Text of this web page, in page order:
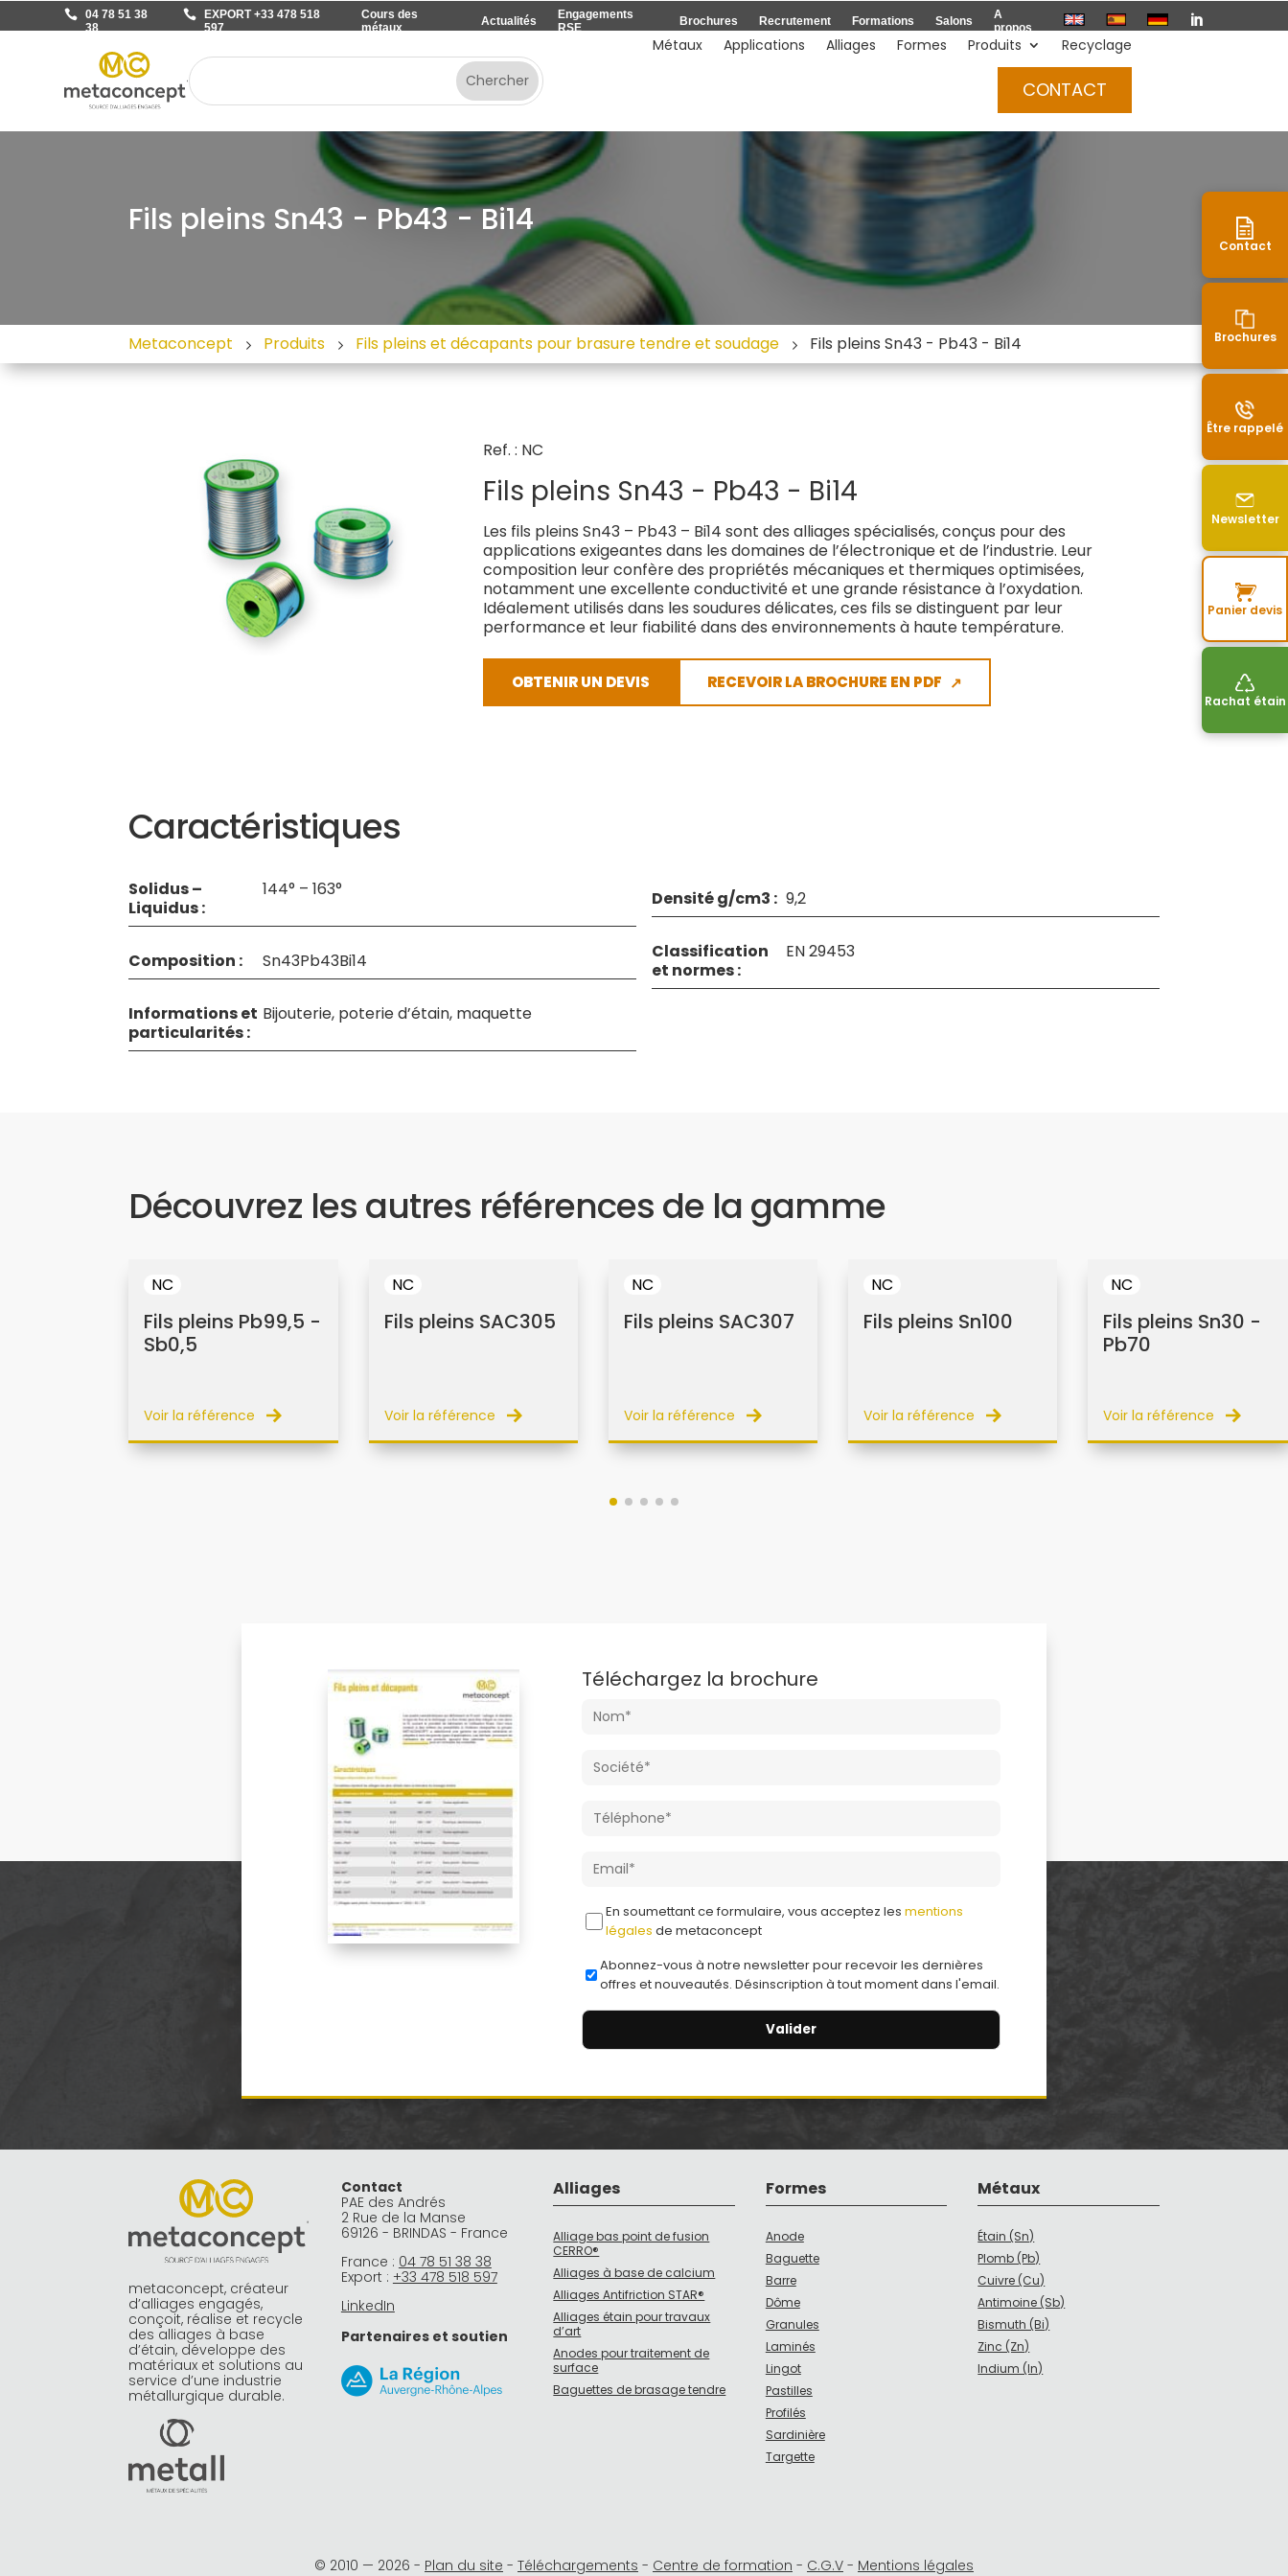
04 78 51 38
38
EXPORT +33 478 518
597
Cours des
métaux
Actualités
Engagements
RSE
Brochures Recrutement Formations Salons
A
propos

Métaux Applications Alliages Formes Produits Recyclage
CONTACT
Fils pleins Sn43 - Pb43 - Bi14
Metaconcept Produits Fils pleins et décapants pour brasure tendre et soudage Fils pleins Sn43 - Pb43 - Bi14
Ref. : NC
Fils pleins Sn43 - Pb43 - Bi14
Les fils pleins Sn43 – Pb43 – Bi14 sont des alliages spécialisés, conçus pour des
applications exigeantes dans les domaines de l’électronique et de l’industrie. Leur
composition leur confère des propriétés mécaniques et thermiques optimisées,
notamment une excellente conductivité et une grande résistance à l’oxydation.
Idéalement utilisés dans les soudures délicates, ces fils se distinguent par leur
performance et leur fiabilité dans des environnements à haute température.
OBTENIR UN DEVIS RECEVOIR LA BROCHURE EN PDF ↗
Caractéristiques
Solidus –
Liquidus :
144° – 163° Densité g/cm3 : 9,2
Composition : Sn43Pb43Bi14
Classification
et normes :
EN 29453
Informations et
particularités :
Bijouterie, poterie d’étain, maquette
Découvrez les autres références de la gamme
NC
Fils pleins Pb99,5 -
Sb0,5
Voir la référence
NC
Fils pleins SAC305
Voir la référence
NC
Fils pleins SAC307
Voir la référence
NC
Fils pleins Sn100
Voir la référence
NC
Fils pleins Sn30 -
Pb70
Voir la référence
Téléchargez la brochure
En soumettant ce formulaire, vous acceptez les mentions
légales de metaconcept
Abonnez-vous à notre newsletter pour recevoir les dernières
offres et nouveautés. Désinscription à tout moment dans l'email.
t
n
t
i
v
e
:
metaconcept, créateur
d’alliages engagés,
conçoit, réalise et recycle
des alliages à base
d’étain, développe des
matériaux et solutions au
service d’une industrie
métallurgique durable.
Contact
PAE des Andrés
2 Rue de la Manse
69126 - BRINDAS - France
France : 04 78 51 38 38
Export : +33 478 518 597
LinkedIn
Partenaires et soutien
Alliages
Alliage bas point de fusion
CERRO®
Alliages à base de calcium
Alliages Antifriction STAR®
Alliages étain pour travaux
d’art
Anodes pour traitement de
surface
Baguettes de brasage tendre
Formes
Anode
Baguette
Barre
Dôme
Granules
Laminés
Lingot
Pastilles
Profilés
Sardinière
Targette
Métaux
Étain (Sn)
Plomb (Pb)
Cuivre (Cu)
Antimoine (Sb)
Bismuth (Bi)
Zinc (Zn)
Indium (In)
© 2010 — 2026 - Plan du site - Téléchargements - Centre de formation - C.G.V - Mentions légales
Contact
Brochures
Être rappelé
Newsletter
Panier devis
Rachat étain